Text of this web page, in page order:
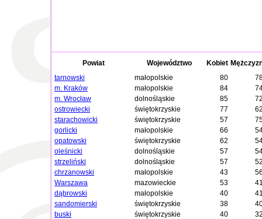
Powiat Województwo Kobiet
tarnowski
małopolskie 80
m. Kraków
małopolskie 84
m. Wrocław
dolnośląskie 85
ostrowiecki
świętokrzyskie 77
starachowicki
świętokrzyskie 57
gorlicki
małopolskie 66
opatowski
świętokrzyskie 62
oleśnicki
dolnośląskie 57
strzeliński
dolnośląskie 57
chrzanowski
małopolskie 43
Warszawa
mazowieckie 53
dąbrowski
małopolskie 40
sandomierski
świętokrzyskie 38
buski
świętokrzyskie 40